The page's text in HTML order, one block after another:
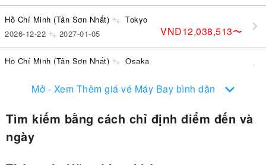
Hồ Chí Minh (Tân Sơn Nhất) Tokyo
VND12,038,513〜
2026-12-22 2027-01-05
Hồ Chí Minh (Tân Sơn Nhất) Osaka
Mở - Xem Thêm giá vé Máy Bay bình dân
Tìm kiếm bằng cách chỉ định điểm đến và
ngày